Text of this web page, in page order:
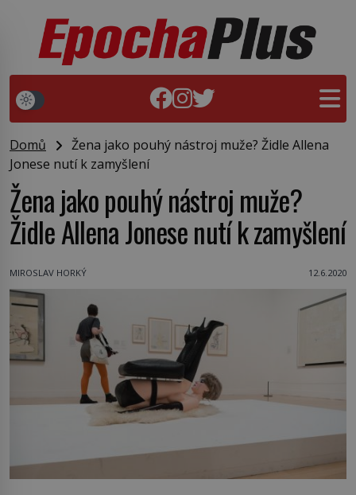
Domů
Žena jako pouhý nástroj muže? Židle Allena
Jonese nutí k zamyšlení
Žena jako pouhý nástroj muže?
Židle Allena Jonese nutí k zamyšlení
MIROSLAV HORKÝ 12.6.2020